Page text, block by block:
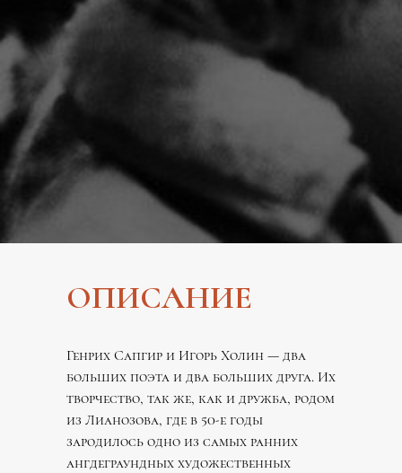
ОПИСАНИЕ
Генрих Сапгир и Игорь Холин — два
больших поэта и два больших друга. Их
творчество, так же, как и дружба, родом
из Лианозова, где в 50-е годы
зародилось одно из самых ранних
ангдеграундных художественных